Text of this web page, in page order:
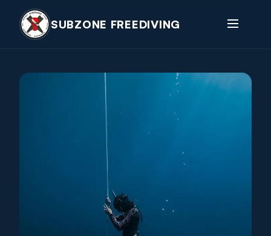
SUBZONE FREEDIVING